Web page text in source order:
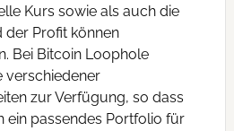
Kurs sowie als auch die
der Profit können
Bei Bitcoin Loophole
verschiedener
zur Verfügung, so dass
ein passendes Portfolio für